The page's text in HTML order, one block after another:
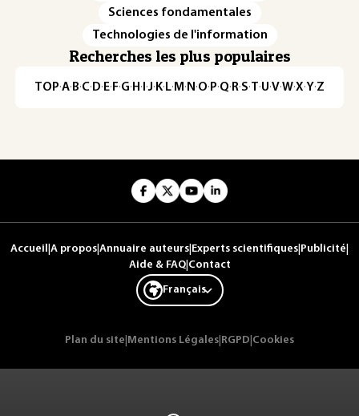
Sciences fondamentales
Technologies de l'information
Recherches les plus populaires
TOP·A·B·C· D· E· F·G· H · ·J· K· L· M · N ·O· P·Q· R·S·T·U·V·W·X·Y·Z
Accueil A propos Annuaire auteurs Experts scientifiques Publicité
Aide & FAQ| Contact
Français
Plan du site Mentions Légales RGPD Cookies